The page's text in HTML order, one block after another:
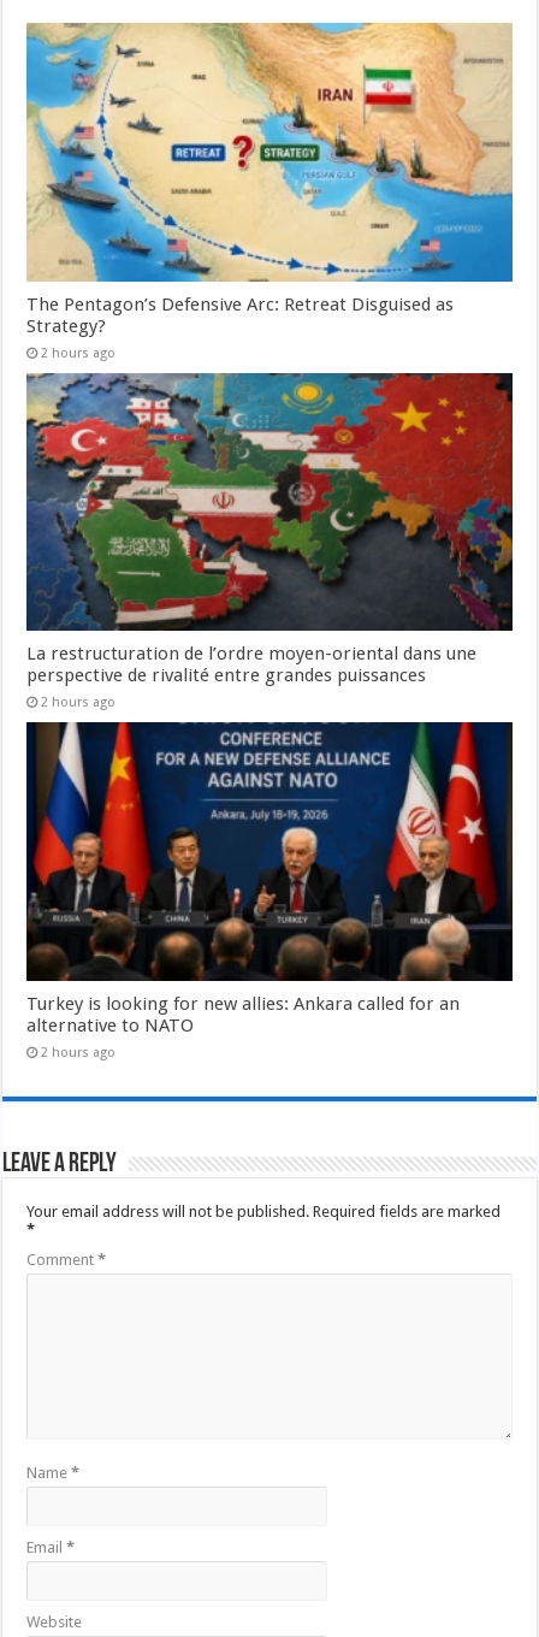
The Pentagon’s Defensive Arc: Retreat Disguised as
Strategy?
2 hours ago
La restructuration de l’ordre moyen-oriental dans une
perspective de rivalité entre grandes puissances
2 hours ago
Turkey is looking for new allies: Ankara called for an
alternative to NATO
2 hours ago
Leave a Reply
Your email address will not be published. Required fields are marked
*
Comment*
Name*
Email*
Website